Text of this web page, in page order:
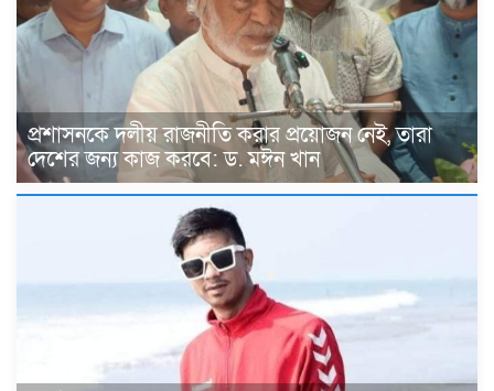
প্রশাসনকে দলীয় রাজনীতি করার প্রয়োজন নেই, তারা
দেশের জন্য কাজ করবে: ড. মঈন খান